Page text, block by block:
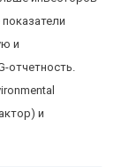
и
отчетность.
и